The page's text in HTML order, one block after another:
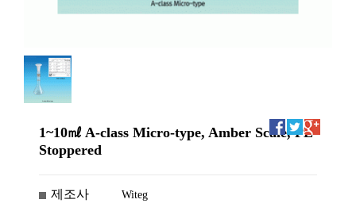
1~10㎖ A-class Micro-type, Amber Scale, PE
Stoppered
제조사 Witeg